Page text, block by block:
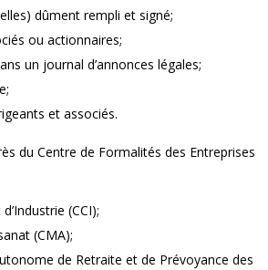
dûment rempli et signé;
ou actionnaires;
un journal d’annonces légales;
et associés.
du Centre de Formalités des Entreprises
(CCI);
(CMA);
de Retraite et de Prévoyance des